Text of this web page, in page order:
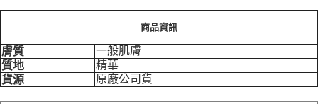
商品資訊
膚質
一般肌膚
質地
精華
貨源
原廠公司貨